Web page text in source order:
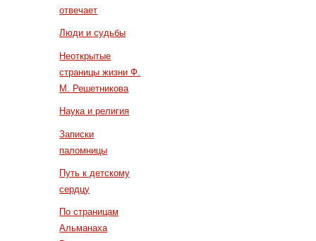
отвечает
Люди и судьбы
Неоткрытые
страницы жизни Ф.
М. Решетникова
Наука и религия
Записки
паломницы
Путь к детскому
сердцу
По страницам
Альманаха